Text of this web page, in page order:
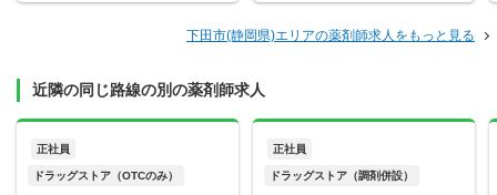
下田市(静岡県)エリアの薬剤師求人をもっと見る
近隣の同じ路線の別の薬剤師求人
正社員
ドラッグストア（OTCのみ）
正社員
ドラッグストア（調剤併設）